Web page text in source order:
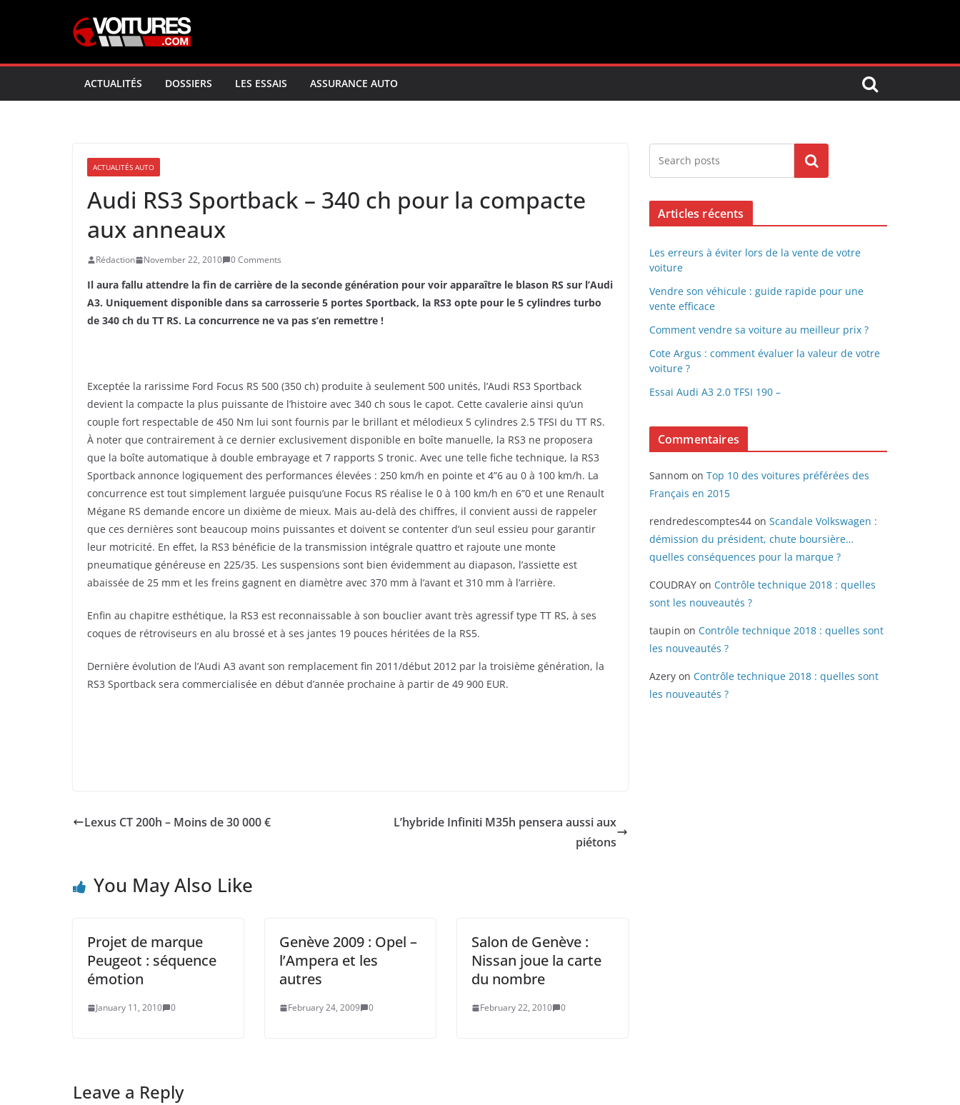
ACTUALITÉS DOSSIERS LES ESSAIS ASSURANCE AUTO
ACTUALITÉS AUTO
Audi RS3 Sportback – 340 ch pour la compacte
aux anneaux
Rédaction November 22, 2010 0 Comments
Il aura fallu attendre la fin de carrière de la seconde génération pour voir apparaître le blason RS sur l’Audi
A3. Uniquement disponible dans sa carrosserie 5 portes Sportback, la RS3 opte pour le 5 cylindres turbo
de 340 ch du TT RS. La concurrence ne va pas s’en remettre !
Exceptée la rarissime Ford Focus RS 500 (350 ch) produite à seulement 500 unités, l’Audi RS3 Sportback
devient la compacte la plus puissante de l’histoire avec 340 ch sous le capot. Cette cavalerie ainsi qu’un
couple fort respectable de 450 Nm lui sont fournis par le brillant et mélodieux 5 cylindres 2.5 TFSI du TT RS.
À noter que contrairement à ce dernier exclusivement disponible en boîte manuelle, la RS3 ne proposera
que la boîte automatique à double embrayage et 7 rapports S tronic. Avec une telle fiche technique, la RS3
Sportback annonce logiquement des performances élevées : 250 km/h en pointe et 4”6 au 0 à 100 km/h. La
concurrence est tout simplement larguée puisqu’une Focus RS réalise le 0 à 100 km/h en 6”0 et une Renault
Mégane RS demande encore un dixième de mieux. Mais au-delà des chiffres, il convient aussi de rappeler
que ces dernières sont beaucoup moins puissantes et doivent se contenter d’un seul essieu pour garantir
leur motricité. En effet, la RS3 bénéficie de la transmission intégrale quattro et rajoute une monte
pneumatique généreuse en 225/35. Les suspensions sont bien évidemment au diapason, l’assiette est
abaissée de 25 mm et les freins gagnent en diamètre avec 370 mm à l’avant et 310 mm à l’arrière.
Enfin au chapitre esthétique, la RS3 est reconnaissable à son bouclier avant très agressif type TT RS, à ses
coques de rétroviseurs en alu brossé et à ses jantes 19 pouces héritées de la RS5.
Dernière évolution de l’Audi A3 avant son remplacement fin 2011/début 2012 par la troisième génération, la
RS3 Sportback sera commercialisée en début d’année prochaine à partir de 49 900 EUR.
Lexus CT 200h – Moins de 30 000 €
L’hybride Infiniti M35h pensera aussi aux
piétons
You May Also Like
Projet de marque
Peugeot : séquence
émotion
January 11, 2010 0
Genève 2009 : Opel –
l’Ampera et les
autres
February 24, 2009 0
Salon de Genève :
Nissan joue la carte
du nombre
February 22, 2010 0
Leave a Reply
Search
Articles récents
Les erreurs à éviter lors de la vente de votre
voiture
Vendre son véhicule : guide rapide pour une
vente efficace
Comment vendre sa voiture au meilleur prix ?
Cote Argus : comment évaluer la valeur de votre
voiture ?
Essai Audi A3 2.0 TFSI 190 –
Commentaires
Sannom on Top 10 des voitures préférées des
Français en 2015
rendredescomptes44 on Scandale Volkswagen :
démission du président, chute boursière…
quelles conséquences pour la marque ?
COUDRAY on Contrôle technique 2018 : quelles
sont les nouveautés ?
taupin on Contrôle technique 2018 : quelles sont
les nouveautés ?
Azery on Contrôle technique 2018 : quelles sont
les nouveautés ?